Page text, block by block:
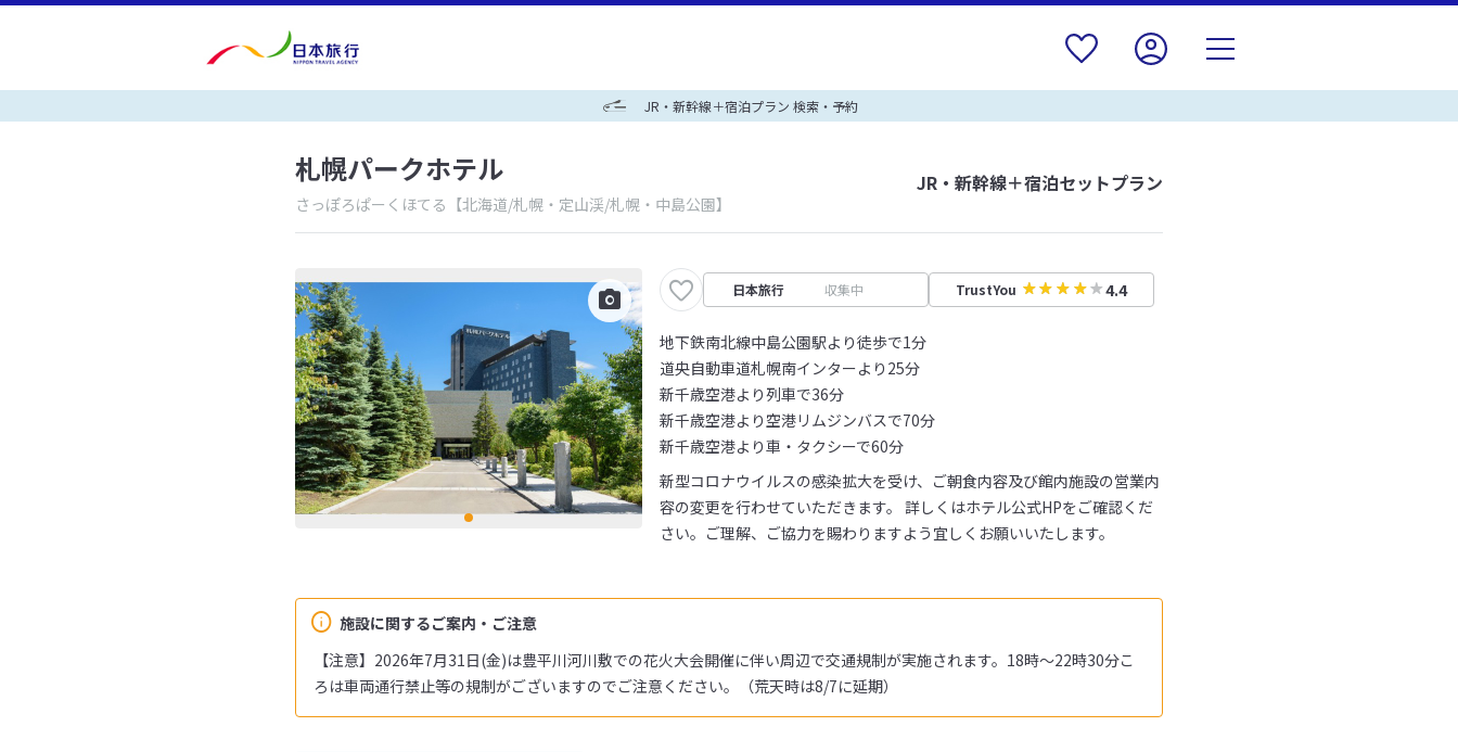
JR・新幹線＋宿泊プラン 検索・予約
札幌パークホテル
さっぽろぱーくほてる 【北海道/札幌・定山渓/札幌・中島公園】
JR・新幹線＋宿泊セットプラン
日本旅行 収集中 TrustYou 4.4
地下鉄南北線中島公園駅より徒歩で1分
道央自動車道札幌南インターより25分
新千歳空港より列車で36分
新千歳空港より空港リムジンバスで70分
新千歳空港より車・タクシーで60分
施設に関するご案内・ご注意
【注意】2026年7月31日(金)は豊平川河川敷での花火大会開催に伴い周辺で交通規制が実施されます。18時～22時30分こ
ろは車両通行禁止等の規制がございますのでご注意ください。（荒天時は8/7に延期）
新型コロナウイルスの感染拡大を受け、ご朝食内容及び館内施設の営業内
容の変更を行わせていただきます。 詳しくはホテル公式HPをご確認くだ
さい。ご理解、ご協力を賜わりますよう宜しくお願いいたします。